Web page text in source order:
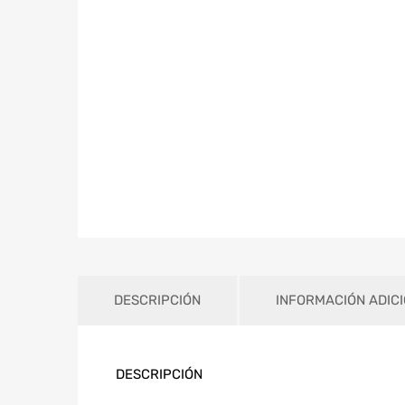
DESCRIPCIÓN INFORMACIÓN
DESCRIPCIÓN